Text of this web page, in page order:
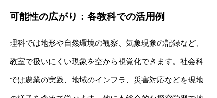
可能性の広がり：各教科での活用例
理科では地形や自然環境の観察、気象現象の記録など、
教室で扱いにくい現象を空から視覚化できます。社会科
では農業の実践、地域のインフラ、災害対応などを現地